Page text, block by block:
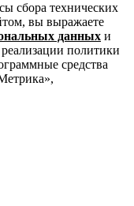
сбора технических
вы выражаете
данных и
политики
средства